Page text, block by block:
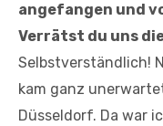
angefangen und
Verrätst du uns
Selbstverständlich!
kam ganz
Düsseldorf. Da war